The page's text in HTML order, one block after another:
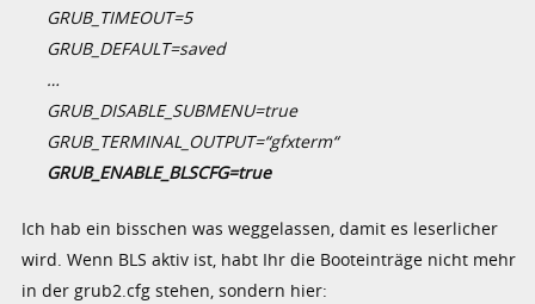
GRUB_TIMEOUT=5
GRUB_DEFAULT=saved
…
GRUB_DISABLE_SUBMENU=true
GRUB_TERMINAL_OUTPUT=“gfxterm“
GRUB_ENABLE_BLSCFG=true
Ich hab ein bisschen was weggelassen, damit es leserlicher
wird. Wenn BLS aktiv ist, habt Ihr die Booteinträge nicht mehr
in der grub2.cfg stehen, sondern hier: